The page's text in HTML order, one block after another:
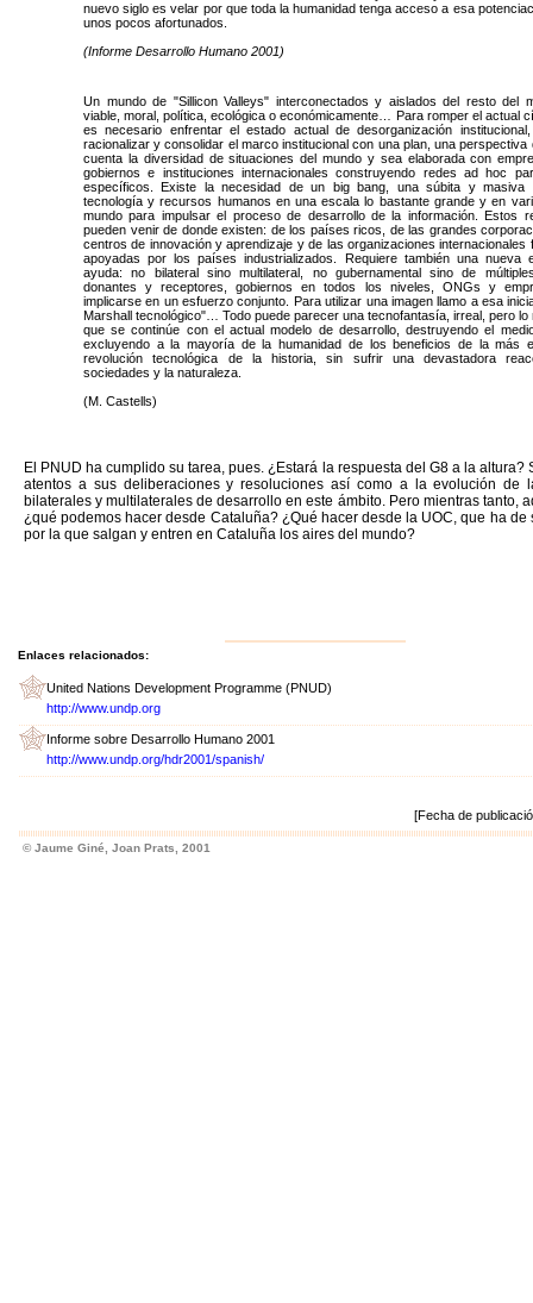
nuevo siglo es velar por que toda la humanidad tenga acceso a esa
unos pocos afortunados.
(Informe Desarrollo Humano 2001)
Un mundo de "Sillicon Valleys" interconectados y aislados del resto del
viable, moral, política, ecológica o económicamente… Para romper el actual
es necesario enfrentar el estado actual de desorganización institucional,
racionalizar y consolidar el marco institucional con una plan, una perspectiva
cuenta la diversidad de situaciones del mundo y sea elaborada con
gobiernos e instituciones internacionales construyendo redes ad hoc
específicos. Existe la necesidad de un big bang, una súbita y masiva
tecnología y recursos humanos en una escala lo bastante grande y en
mundo para impulsar el proceso de desarrollo de la información. Estos
pueden venir de donde existen: de los países ricos, de las grandes
centros de innovación y aprendizaje y de las organizaciones internacionales
apoyadas por los países industrializados. Requiere también una nueva
ayuda: no bilateral sino multilateral, no gubernamental sino de
donantes y receptores, gobiernos en todos los niveles, ONGs y
implicarse en un esfuerzo conjunto. Para utilizar una imagen llamo a esa
Marshall tecnológico"… Todo puede parecer una tecnofantasía, irreal, pero lo
que se continúe con el actual modelo de desarrollo, destruyendo el
excluyendo a la mayoría de la humanidad de los beneficios de la más
revolución tecnológica de la historia, sin sufrir una devastadora
sociedades y la naturaleza.
(M. Castells)
El PNUD ha cumplido su tarea, pues. ¿Estará la respuesta del G8 a la altura?
atentos a sus deliberaciones y resoluciones así como a la evolución de
bilaterales y multilaterales de desarrollo en este ámbito. Pero mientras tanto,
¿qué podemos hacer desde Cataluña? ¿Qué hacer desde la UOC, que ha de
por la que salgan y entren en Cataluña los aires del mundo?
Enlaces relacionados:
United Nations Development Programme (PNUD)
http://www.undp.org
Informe sobre Desarrollo Humano 2001
http://www.undp.org/hdr2001/spanish/
[Fecha de
© Jaume Giné, Joan Prats, 2001